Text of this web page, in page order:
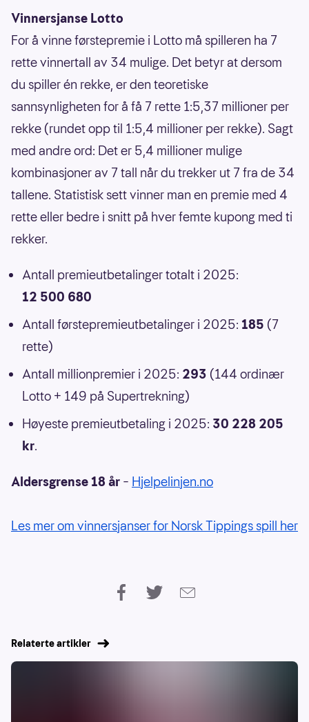
Vinnersjanse Lotto
For å vinne førstepremie i Lotto må spilleren ha 7
rette vinnertall av 34 mulige. Det betyr at dersom
du spiller én rekke, er den teoretiske
sannsynligheten for å få 7 rette 1:5,37 millioner per
rekke (rundet opp til 1:5,4 millioner per rekke). Sagt
med andre ord: Det er 5,4 millioner mulige
kombinasjoner av 7 tall når du trekker ut 7 fra de 34
tallene. Statistisk sett vinner man en premie med 4
rette eller bedre i snitt på hver femte kupong med ti
rekker.
Antall premieutbetalinger totalt i 2025:
12 500 680
Antall førstepremieutbetalinger i 2025: 185 (7
rette)
Antall millionpremier i 2025: 293 (144 ordinær
Lotto + 149 på Supertrekning)
Høyeste premieutbetaling i 2025: 30 228 205
kr.
Aldersgrense 18 år – Hjelpelinjen.no
Les mer om vinnersjanser for Norsk Tippings spill her
Relaterte artikler